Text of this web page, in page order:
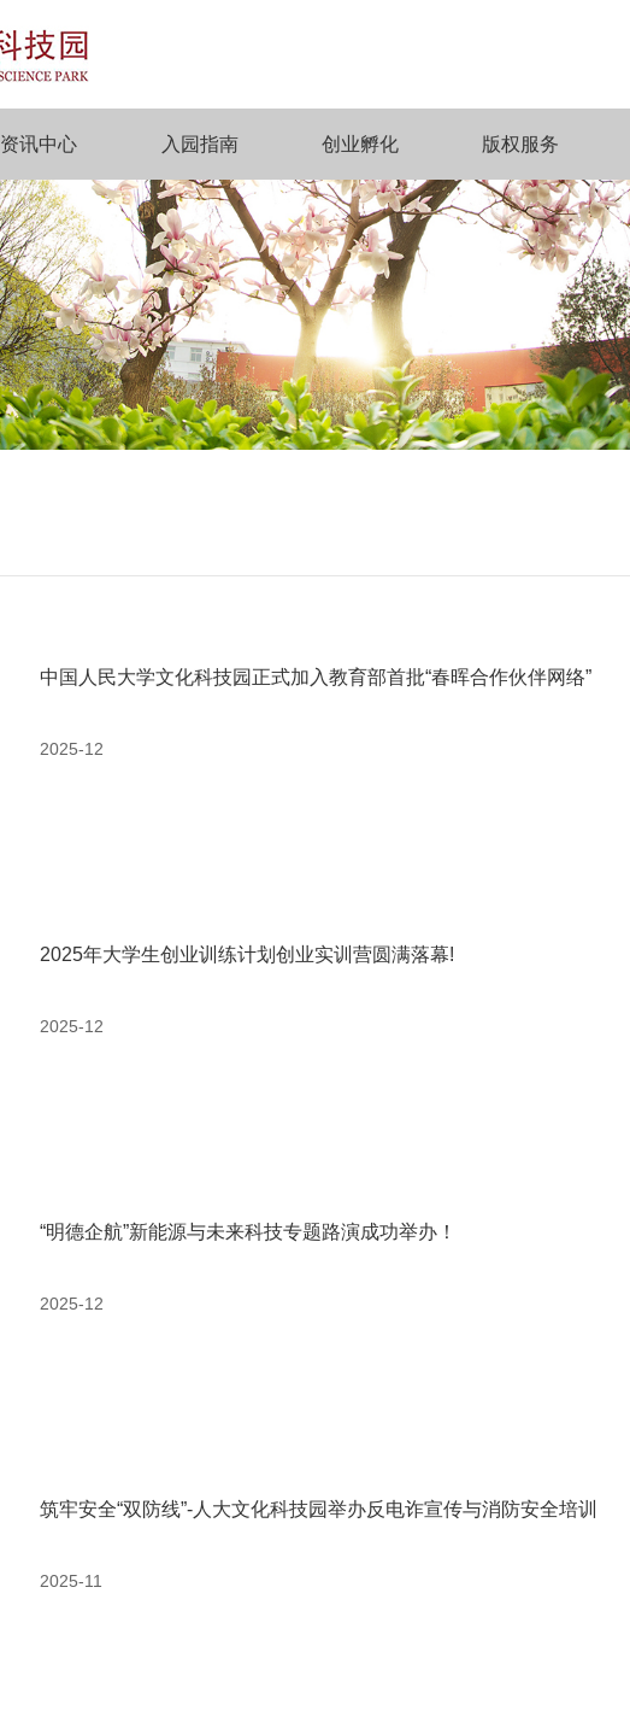
资讯中心 入园指南 创业孵化 版权服务
中国人民大学文化科技园正式加入教育部首批“春晖合作伙伴网络”
2025-12
2025年大学生创业训练计划创业实训营圆满落幕!
2025-12
“明德企航”新能源与未来科技专题路演成功举办！
2025-12
筑牢安全“双防线”-人大文化科技园举办反电诈宣传与消防安全培训
2025-11